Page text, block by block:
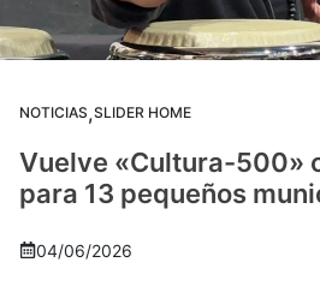
NOTICIAS,SLIDER HOME
Vuelve «Cultura-500»
para 13 pequeños
04/06/2026